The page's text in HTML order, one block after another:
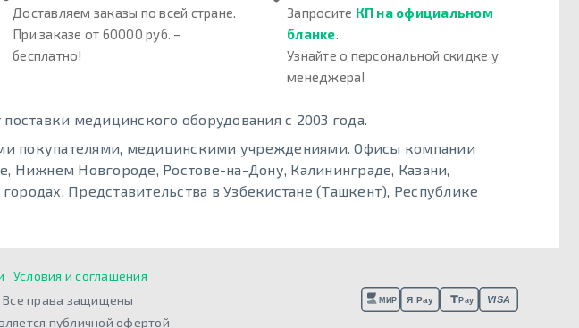
Доставляем заказы по всей стране.
При заказе от 60000 руб. –
бесплатно!
Запросите КП на официальном
бланке.
Узнайте о персональной скидке у
менеджера!
медицинского оборудования с 2003 года.
покупателями, медицинскими учреждениями. Офисы компании
Нижнем Новгороде, Ростове-на-Дону, Калининграде, Казани,
Представительства в Узбекистане (Ташкент), Республике
Условия и соглашения
Все права защищены
публичной офертой
МИР Я Pay Pay VISA